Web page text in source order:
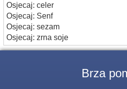
Osjecaj: celer
Osjecaj: Senf
Osjecaj: sezam
Osjecaj: zrna soje
Brza